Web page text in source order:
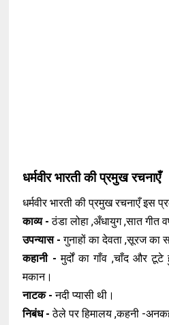
धर्मवीर भारती की प्रमुख रचनाएँ
धर्मवीर भारती की प्रमुख रचनाएँ इस
काव्य - ठंडा लोहा ,अँधायुग ,सात गीत
उपन्यास -गुनाहों का देवता ,सूरज का
कहानी - मुर्दों का गाँव ,चाँद और
मकान।
नाटक -नदी प्यासी थी।
निबंध - ठेले पर हिमालय ,कहनी -